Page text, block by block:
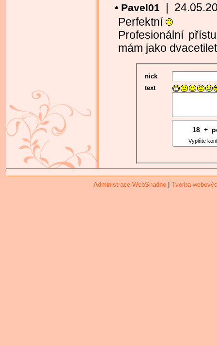
• Pavel01 |
Perfektní
Profesionální
mám jako
nick
text
18 +
Vyplňte
Administrace WebSnadno Tvorba